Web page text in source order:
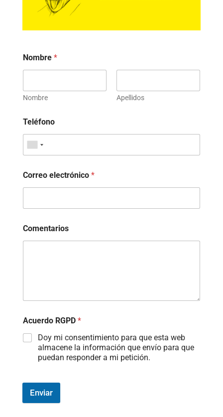
Nombre *
Nombre Apellidos
Teléfono
Correo electrónico *
Comentarios
Acuerdo RGPD *
Doy mi consentimiento para que esta web
almacene la información que envío para que
puedan responder a mi petición.
Enviar